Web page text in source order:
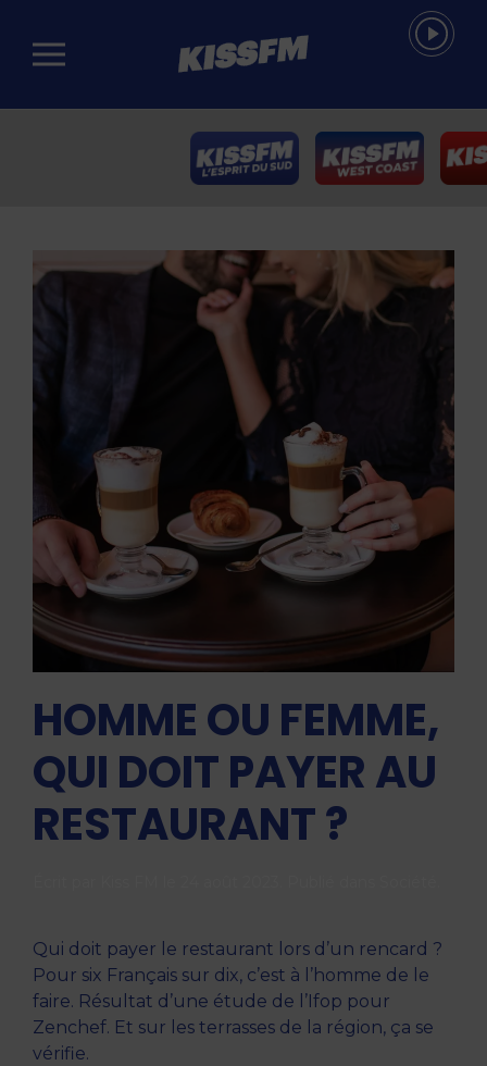
Passer au contenu principal
HOMME OU FEMME,
QUI DOIT PAYER AU
RESTAURANT ?
Qui doit payer le restaurant lors d’un rencard ?
Pour six Français sur dix, c’est à l’homme de le
faire. Résultat d’une étude de l’Ifop pour
Zenchef. Et sur les terrasses de la région, ça se
vérifie.